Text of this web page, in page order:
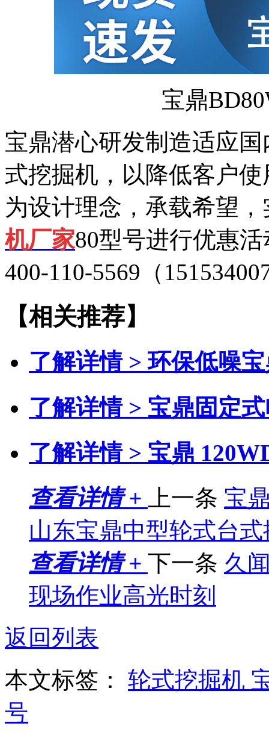
宝鼎
宝鼎潜心研发制造适应
式挖掘机，以降低客户
为设计理念，承载希望
机厂家80型号进行优惠
400-110-5569（
【相关推荐】
了解详情 >环保低噪
了解详情 > 宝鼎固定
了解详情 > 宝鼎
查看详情 +
上一条 宝
山东宝鼎中型轮式台
查看详情 + 下一条 久
现场作业高光时刻
返回列表
本文标签： 轮式挖掘机
号